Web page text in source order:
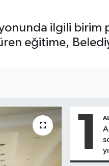
ilgili birim
eğitime,
1